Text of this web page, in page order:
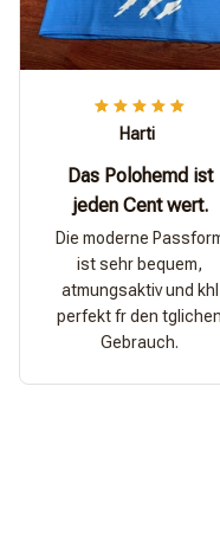
Harti
Das Polohemd ist
jeden Cent wert.
Die moderne
ist sehr bequem,
atmungsaktiv und khl
perfekt fr den tglichen
Gebrauch.